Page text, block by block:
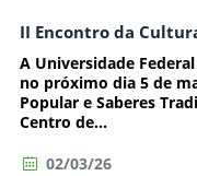
II Encontro da
A Universidade
no próximo dia 5 de
Popular e Saberes
Centro de...
02/03/26